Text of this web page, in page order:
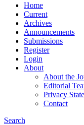
Home
Current
Archives
Announcements
Submissions
Register
Login
About
About the
Editorial
Privacy
Contact
Search